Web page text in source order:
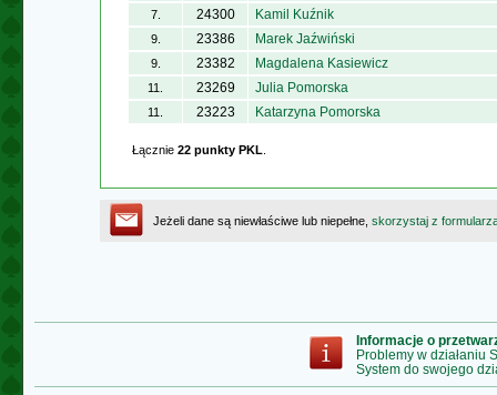
7. 24300 Kamil Kuźnik
9. 23386 Marek Jaźwiński
9. 23382 Magdalena Kasiewicz
11. 23269 Julia Pomorska
11. 23223 Katarzyna Pomorska
Łącznie 22 punkty PKL
Jeżeli dane są niewłaściwe lub niepełne, skorzystaj z
Informacje o
Problemy w działaniu
System do swojego